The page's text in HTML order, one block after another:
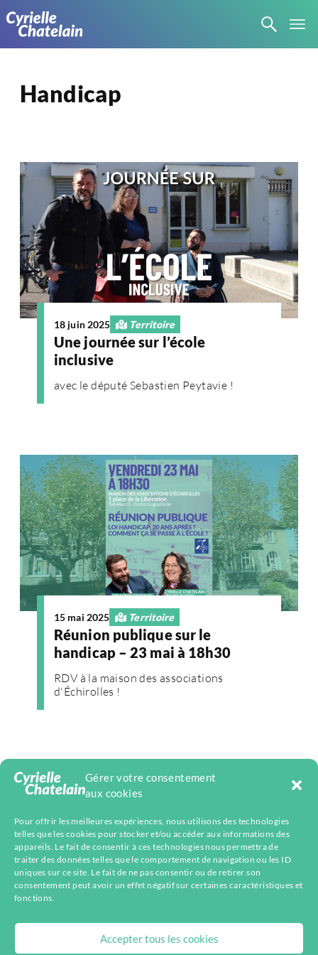
Gérer votre consentement
aux cookies
Pour offrir les meilleures expériences, nous utilisons des technologies
telles que les cookies pour stocker et/ou accéder aux informations des
appareils. Le fait de consentir à ces technologies nous permettra de
traiter des données telles que le comportement de navigation ou les ID
uniques sur ce site. Le fait de ne pas consentir ou de retirer son
consentement peut avoir un effet négatif sur certaines caractéristiques et
fonctions.
Accepter tous les cookies
Handicap
18 juin 2025 Territoire
Une journée sur l’école
inclusive
avec le député Sebastien Peytavie !
15 mai 2025 Territoire
Réunion publique sur le
handicap – 23 mai à 18h30
RDV à la maison des associations
d'Échirolles !
Facebook Mastodon Instagram Telegram YouTube LinkedIn Bluesky